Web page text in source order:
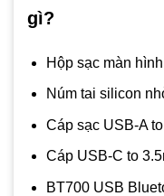
gì?
Hộp sạc màn
Núm tai silicon
Cáp sạc USB-A
Cáp USB-C to
BT700 USB